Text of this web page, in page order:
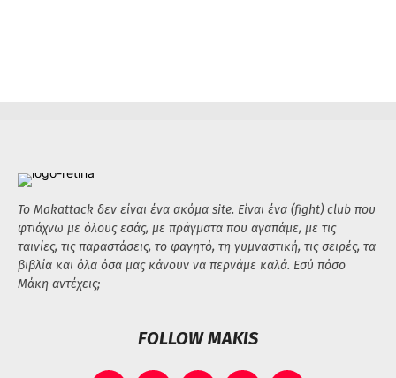
Το Makattack δεν είναι ένα ακόμα site. Είναι ένα (fight) club που
φτιάχνω με όλους εσάς, με πράγματα που αγαπάμε, με τις
ταινίες, τις παραστάσεις, το φαγητό, τη γυμναστική, τις σειρές, τα
βιβλία και όλα όσα μας κάνουν να περνάμε καλά. Εσύ πόσο
Μάκη αντέχεις;
FOLLOW MAKIS